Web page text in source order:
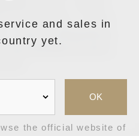
人的日常互動，以及不
一路堅定從事咖啡師的
兩屆瑞典咖啡師冠軍以
and sales in
yet.
OK
the official website of